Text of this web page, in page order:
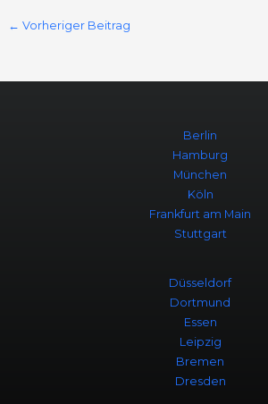
← Vorheriger Beitrag
Berlin
Hamburg
München
Köln
Frankfurt am Main
Stuttgart
Düsseldorf
Dortmund
Essen
Leipzig
Bremen
Dresden